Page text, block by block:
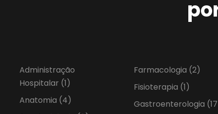
Administração
Hospitalar (1)
Anatomia (4)
Farmacologia (2)
Fisioterapia (1)
Gastroenterologia